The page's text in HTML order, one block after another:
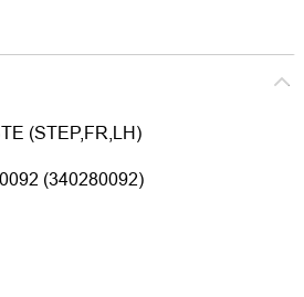
(STEP,FR,LH)
(340280092)